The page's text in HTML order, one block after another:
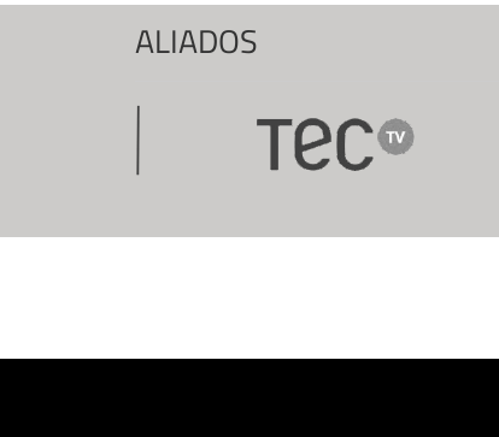
ALIADOS